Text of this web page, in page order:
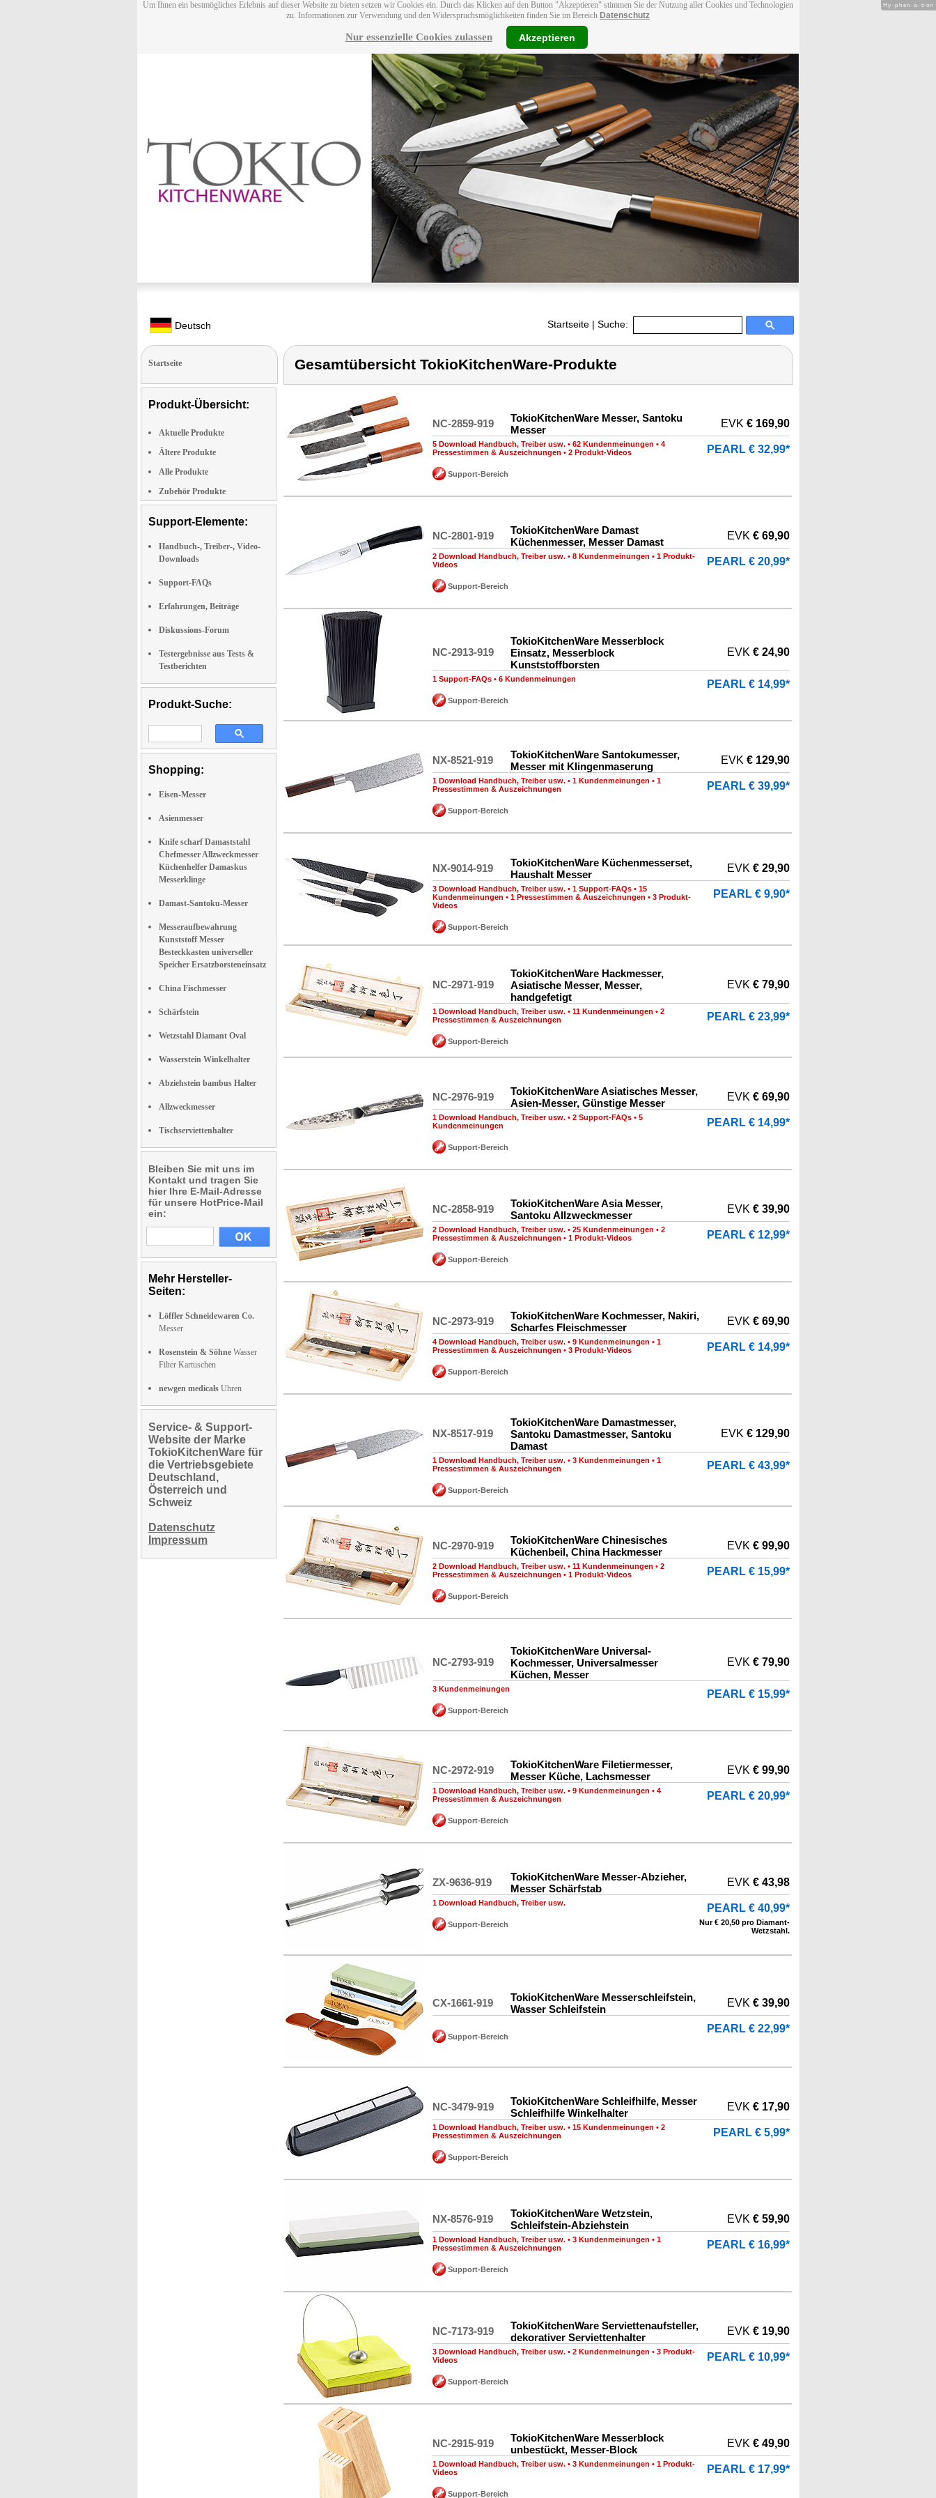
Um Ihnen ein bestmögliches Erlebnis auf dieser Website zu bieten setzen wir Cookies ein. Durch das Klicken auf den Button "Akzeptieren" stimmen Sie der Nutzung aller Cookies und Technologien
zu. Informationen zur Verwendung und den Widerspruchsmöglichkeiten finden Sie im Bereich Datenschutz
Nur essenzielle Cookies zulassen Akzeptieren
Deutsch Startseite | Suche:
Startseite
Produkt-Übersicht:
Aktuelle Produkte
Ältere Produkte
Alle Produkte
Zubehör Produkte
Support-Elemente:
Handbuch-, Treiber-, Video-
Downloads
Support-FAQs
Erfahrungen, Beiträge
Diskussions-Forum
Testergebnisse aus Tests &
Testberichten
Produkt-Suche:
Shopping:
Eisen-Messer
Asienmesser
Knife scharf Damaststahl
Chefmesser Allzweckmesser
Küchenhelfer Damaskus
Messerklinge
Damast-Santoku-Messer
Messeraufbewahrung
Kunststoff Messer
Besteckkasten universeller
Speicher Ersatzborsteneinsatz
China Fischmesser
Schärfstein
Wetzstahl Diamant Oval
Wasserstein Winkelhalter
Abziehstein bambus Halter
Allzweckmesser
Tischserviettenhalter
Bleiben Sie mit uns im
Kontakt und tragen Sie
hier Ihre E-Mail-Adresse
für unsere HotPrice-Mail
ein:
Mehr Hersteller-
Seiten:
Löffler Schneidewaren Co.
Messer
Rosenstein & Söhne Wasser
Filter Kartuschen
newgen medicals Uhren
Service- & Support-
Website der Marke
TokioKitchenWare für
die Vertriebsgebiete
Deutschland,
Österreich und
Schweiz
Datenschutz
Impressum
Gesamtübersicht TokioKitchenWare-Produkte
NC-2859-919
TokioKitchenWare Messer, Santoku
Messer
EVK € 169,90
5 Download Handbuch, Treiber usw. • 62 Kundenmeinungen • 4
Pressestimmen & Auszeichnungen • 2 Produkt-Videos
Support-Bereich
PEARL € 32,99*
NC-2801-919
TokioKitchenWare Damast
Küchenmesser, Messer Damast
EVK € 69,90
2 Download Handbuch, Treiber usw. • 8 Kundenmeinungen • 1 Produkt-
Videos
Support-Bereich
PEARL € 20,99*
NC-2913-919
TokioKitchenWare Messerblock
Einsatz, Messerblock
Kunststoffborsten
EVK € 24,90
1 Support-FAQs • 6 Kundenmeinungen
Support-Bereich
PEARL € 14,99*
NX-8521-919
TokioKitchenWare Santokumesser,
Messer mit Klingenmaserung
EVK € 129,90
1 Download Handbuch, Treiber usw. • 1 Kundenmeinungen • 1
Pressestimmen & Auszeichnungen
Support-Bereich
PEARL € 39,99*
NX-9014-919
TokioKitchenWare Küchenmesserset,
Haushalt Messer
EVK € 29,90
3 Download Handbuch, Treiber usw. • 1 Support-FAQs • 15
Kundenmeinungen • 1 Pressestimmen & Auszeichnungen • 3 Produkt-
Videos
Support-Bereich
PEARL € 9,90*
NC-2971-919
TokioKitchenWare Hackmesser,
Asiatische Messer, Messer,
handgefetigt
EVK € 79,90
1 Download Handbuch, Treiber usw. • 11 Kundenmeinungen • 2
Pressestimmen & Auszeichnungen
Support-Bereich
PEARL € 23,99*
NC-2976-919
TokioKitchenWare Asiatisches Messer,
Asien-Messer, Günstige Messer
EVK € 69,90
1 Download Handbuch, Treiber usw. • 2 Support-FAQs • 5
Kundenmeinungen
Support-Bereich
PEARL € 14,99*
NC-2858-919
TokioKitchenWare Asia Messer,
Santoku Allzweckmesser
EVK € 39,90
2 Download Handbuch, Treiber usw. • 25 Kundenmeinungen • 2
Pressestimmen & Auszeichnungen • 1 Produkt-Videos
Support-Bereich
PEARL € 12,99*
NC-2973-919
TokioKitchenWare Kochmesser, Nakiri,
Scharfes Fleischmesser
EVK € 69,90
4 Download Handbuch, Treiber usw. • 9 Kundenmeinungen • 1
Pressestimmen & Auszeichnungen • 3 Produkt-Videos
Support-Bereich
PEARL € 14,99*
NX-8517-919
TokioKitchenWare Damastmesser,
Santoku Damastmesser, Santoku
Damast
EVK € 129,90
1 Download Handbuch, Treiber usw. • 3 Kundenmeinungen • 1
Pressestimmen & Auszeichnungen
Support-Bereich
PEARL € 43,99*
NC-2970-919
TokioKitchenWare Chinesisches
Küchenbeil, China Hackmesser
EVK € 99,90
2 Download Handbuch, Treiber usw. • 11 Kundenmeinungen • 2
Pressestimmen & Auszeichnungen • 1 Produkt-Videos
Support-Bereich
PEARL € 15,99*
NC-2793-919
TokioKitchenWare Universal-
Kochmesser, Universalmesser
Küchen, Messer
EVK € 79,90
3 Kundenmeinungen
Support-Bereich
PEARL € 15,99*
NC-2972-919
TokioKitchenWare Filetiermesser,
Messer Küche, Lachsmesser
EVK € 99,90
1 Download Handbuch, Treiber usw. • 9 Kundenmeinungen • 4
Pressestimmen & Auszeichnungen
Support-Bereich
PEARL € 20,99*
ZX-9636-919
TokioKitchenWare Messer-Abzieher,
Messer Schärfstab
EVK € 43,98
1 Download Handbuch, Treiber usw.
Support-Bereich
PEARL € 40,99*
Nur € 20,50 pro Diamant-
Wetzstahl.
CX-1661-919
TokioKitchenWare Messerschleifstein,
Wasser Schleifstein
EVK € 39,90
Support-Bereich
PEARL € 22,99*
NC-3479-919
TokioKitchenWare Schleifhilfe, Messer
Schleifhilfe Winkelhalter
EVK € 17,90
1 Download Handbuch, Treiber usw. • 15 Kundenmeinungen • 2
Pressestimmen & Auszeichnungen
Support-Bereich
PEARL € 5,99*
NX-8576-919
TokioKitchenWare Wetzstein,
Schleifstein-Abziehstein
EVK € 59,90
1 Download Handbuch, Treiber usw. • 3 Kundenmeinungen • 1
Pressestimmen & Auszeichnungen
Support-Bereich
PEARL € 16,99*
NC-7173-919
TokioKitchenWare Serviettenaufsteller,
dekorativer Serviettenhalter
EVK € 19,90
3 Download Handbuch, Treiber usw. • 2 Kundenmeinungen • 3 Produkt-
Videos
Support-Bereich
PEARL € 10,99*
NC-2915-919
TokioKitchenWare Messerblock
unbestückt, Messer-Block
EVK € 49,90
1 Download Handbuch, Treiber usw. • 3 Kundenmeinungen • 1 Produkt-
Videos
Support-Bereich
PEARL € 17,99*
Hy-phen-a-tion